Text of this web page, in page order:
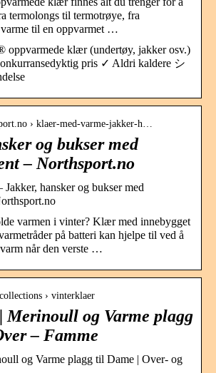
termolongs til termotrøye, fra
til en oppvarmet …
oppvarmede klær (undertøy, jakker osv.)
pris ✓ Aldri kaldere シ
› klaer-med-varme-jakker-h…
og bukser med
– Northsport.no
hansker og bukser med
varmen i vinter? Klær med innebygget
på batteri kan hjelpe til ved å
når den verste …
› vinterklaer
og Varme plagg
– Famme
og Varme plagg til Dame | Over- og